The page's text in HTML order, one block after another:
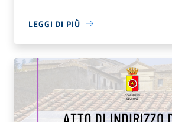
LEGGI DI PIÙ